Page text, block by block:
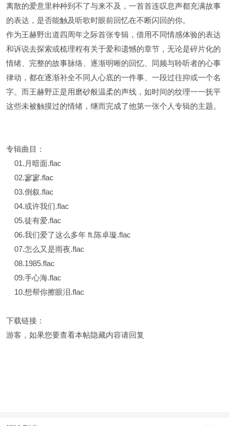
离散的爱意里种种到不了与来不及，一首首连叹息声都充满故事
的表达，是否能触及听歌时眼前回忆在不断闪回的你。
作为王赫野出道四周年之际首张专辑，借用不同情感体验的表达
和诉说去探索或梳理程有关于爱和遗憾的章节，无论是碎片化的
情绪、完整的故事脉络、逐渐明晰的回忆、同频与聆听者的心事
律动，都在逐渐补全不同人心底的一件事、一段过往抑或一个名
字。而王赫野正是用磨砂般温柔的声线，如时间的纹理一一抚平
这些未被触摸过的情绪，继而完成了他第一张个人专辑的主题。
专辑曲目：
01.月暗面.flac
02.寥寥.flac
03.倒叙.flac
04.或许我们.flac
05.徒有爱.flac
06.我们爱了这么多年 ft.陈卓璇.flac
07.怎么又是雨夜.flac
08.1985.flac
09.手心海.flac
10.想帮你擦眼泪.flac
下载链接：
游客，如果您要查看本帖隐藏内容请回复